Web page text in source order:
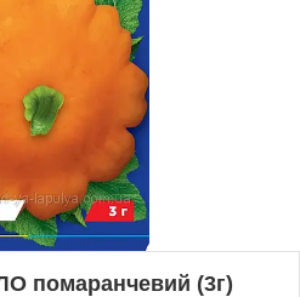
помаранчевий (3г)